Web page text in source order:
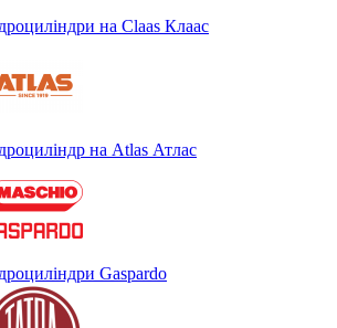
на Claas Клаас
на Atlas Атлас
Gaspardo